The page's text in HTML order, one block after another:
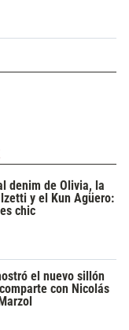
denim de Olivia, la
y el Kun Agüero:
chic
el nuevo sillón
con Nicolás